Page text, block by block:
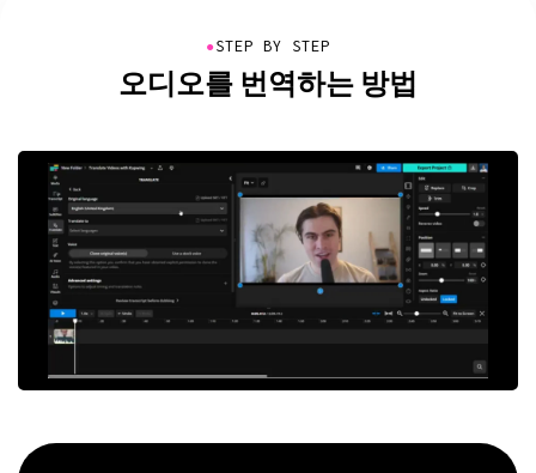
●STEP BY STEP
오디오를 번역하는 방법